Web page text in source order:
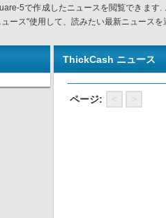
5で作成したニュースを閲覧できま
ース"使用して、読みたい最新ニュース
ThickCash ニュース
ページ: